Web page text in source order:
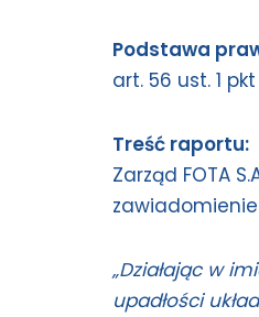
Podstawa
art. 56 ust. 1
Treść raportu:
Zarząd FOTA
zawiadomienie
„Działając w
upadłości